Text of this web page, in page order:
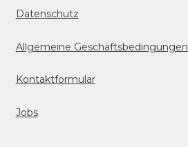
Datenschutz
Allgemeine Geschäftsbedingungen
Kontaktformular
Jobs